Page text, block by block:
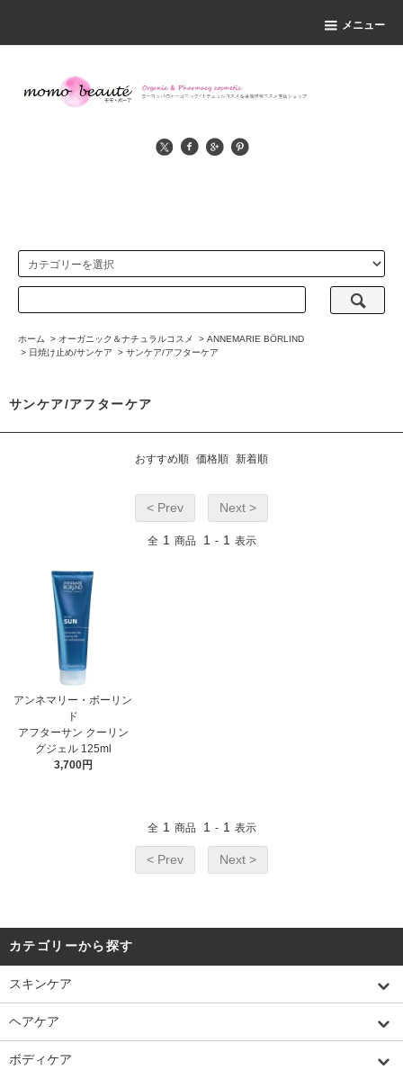
メニュー
ホーム > オーガニック＆ナチュラルコスメ > ANNEMARIE BÖRLIND
> 日焼け止め/サンケア > サンケア/アフターケア
サンケア/アフターケア
おすすめ順 価格順 新着順
< Prev Next >
全 1 商品 1 - 1 表示
アンネマリー・ボーリン
ド
アフターサン クーリン
グジェル 125ml
3,700円
全 1 商品 1 - 1 表示
< Prev Next >
カテゴリーから探す
スキンケア
ヘアケア
ボディケア